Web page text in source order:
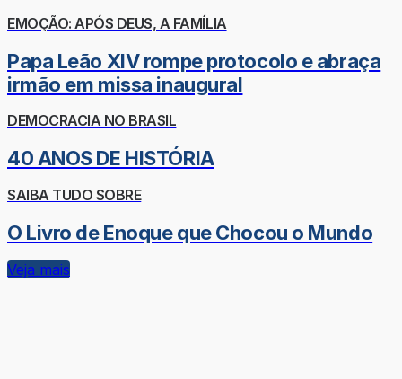
EMOÇÃO: APÓS DEUS, A FAMÍLIA
Papa Leão XIV rompe protocolo e abraça
irmão em missa inaugural
DEMOCRACIA NO BRASIL
40 ANOS DE HISTÓRIA
SAIBA TUDO SOBRE
O Livro de Enoque que Chocou o Mundo
Veja mais